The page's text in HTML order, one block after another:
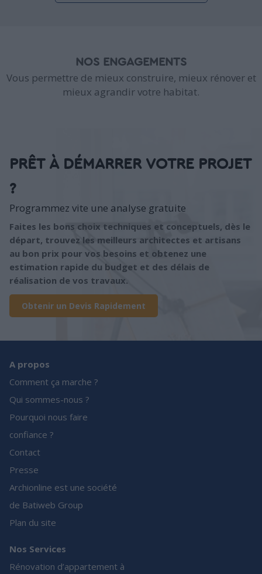
NOS ENGAGEMENTS
Vous permettre de mieux construire, mieux rénover et
mieux agrandir votre habitat.
PRÊT À DÉMARRER VOTRE PROJET
?
Programmez vite une analyse gratuite
Faites les bons choix techniques et conceptuels, dès le
départ, trouvez les meilleurs architectes et artisans
au bon prix pour vos besoins et obtenez une
estimation rapide du budget et des délais de
réalisation de vos travaux.
Obtenir un Devis Rapidement
A propos
Comment ça marche ?
Qui sommes-nous ?
Pourquoi nous faire
confiance ?
Contact
Presse
Archionline est une société
de Batiweb Group
Plan du site
Nos Services
Rénovation d’appartement à